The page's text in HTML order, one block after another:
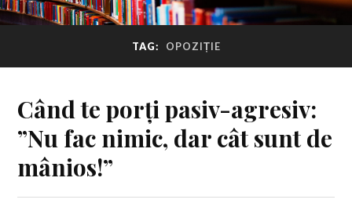
TAG: OPOZIȚIE
Când te porți pasiv-agresiv:
”Nu fac nimic, dar cât sunt de
mânios!”